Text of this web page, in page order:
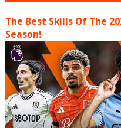
The Best Skills Of The
Season!